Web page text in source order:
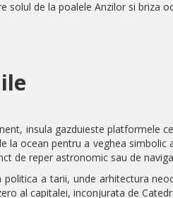
solul de la poalele Anzilor si briza
insula gazduieste platformele
ocean pentru a veghea simbolic
de reper astronomic sau de
politica a tarii, unde arhitectura
al capitalei, inconjurata de